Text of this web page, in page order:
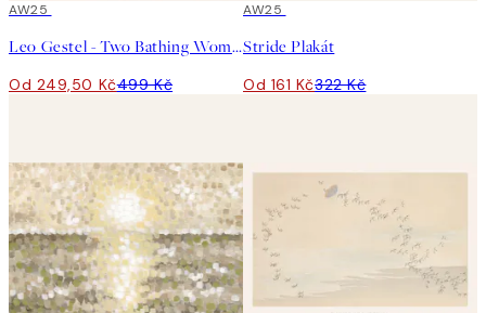
50%*
AW25
Leo Gestel - Two Bathing Women and a Bridge Figure Plakát
Od 249,50 Kč499 Kč
50%*
AW25
Stride Plakát
Od 161 Kč322 Kč